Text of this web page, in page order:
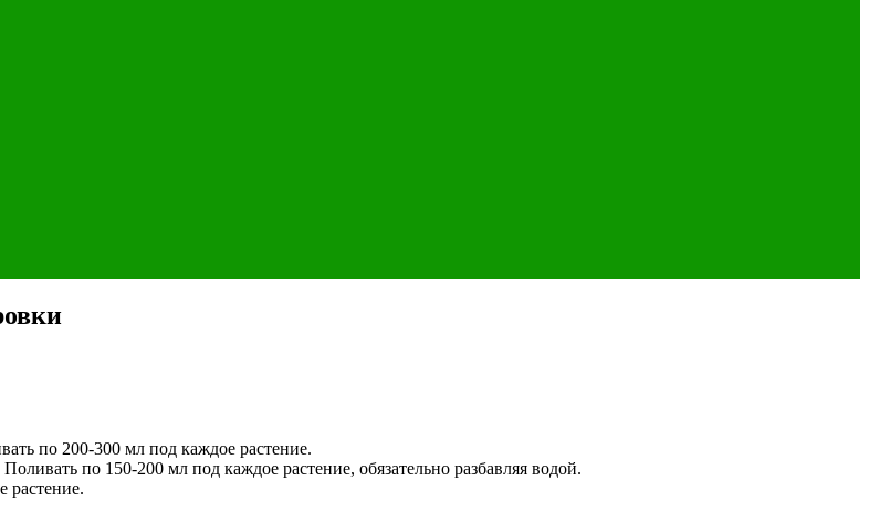
по 200-300 мл под каждое растение.
по 150-200 мл под каждое растение, обязательно разбавляя водой.
растение.